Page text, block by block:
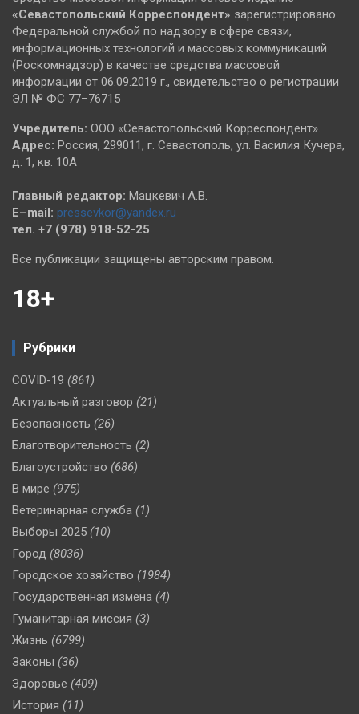
«Севастопольский Корреспондент» зарегистрировано
Федеральной службой по надзору в сфере связи,
информационных технологий и массовых коммуникаций
(Роскомнадзор) в качестве средства массовой
информации от 06.09.2019 г., свидетельство о регистрации
ЭЛ № ФС 77–76715
Учредитель: ООО «Севастопольский Корреспондент».
Адрес: Россия, 299011, г. Севастополь, ул. Василия Кучера,
д. 1, кв. 10А
Главный редактор: Мацкевич А.В.
E–mail: pressevkor@yandex.ru
тел. +7 (978) 918-52-25
Все публикации защищены авторским правом.
18+
Рубрики
COVID-19 (861)
Актуальный разговор (21)
Безопасность (26)
Благотворительность (2)
Благоустройство (686)
В мире (975)
Ветеринарная служба (1)
Выборы 2025 (10)
Город (8036)
Городское хозяйство (1984)
Государственная измена (4)
Гуманитарная миссия (3)
Жизнь (6799)
Законы (36)
Здоровье (409)
История (11)